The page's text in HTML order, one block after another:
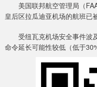
美国联邦航空管理局（FAA
皇后区拉瓜迪亚机场的航班已
受纽瓦克机场安全事件波
命令延长可能性较低（低于